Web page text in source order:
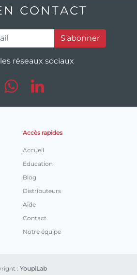
CONTACT
S'abonner
réseaux sociaux
Accès rapides
Accueil
Education
Blog
Distributeurs
Aide
Contact
Notre équipe
: YoupiLab